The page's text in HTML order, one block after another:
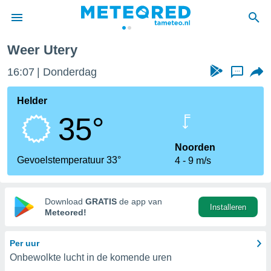
door
verstrekte
hoge
hebt de
voor
op basis
Weer Utery
16:07 Donderdag ...
Helder
35°
Gevoelstemperatuur 33°
Noorden
4
9 m/s
Download GRATIS de app van
Meteored!
Installeren
Per uur
Onbewolkte lucht in de komende uren